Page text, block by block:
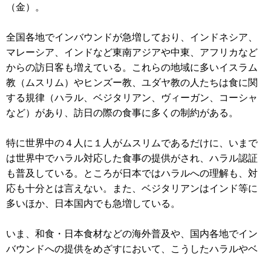
（金）。
全国各地でインバウンドが急増しており、インドネシア、
マレーシア、インドなど東南アジアや中東、アフリカなど
からの訪日客も増えている。これらの地域に多いイスラム
教（ムスリム）やヒンズー教、ユダヤ教の人たちは食に関
する規律（ハラル、ベジタリアン、ヴィーガン、コーシャ
など）があり、訪日の際の食事に多くの制約がある。
特に世界中の４人に１人がムスリムであるだけに、いまで
は世界中でハラル対応した食事の提供がされ、ハラル認証
も普及している。ところが日本ではハラルへの理解も、対
応も十分とは言えない。また、ベジタリアンはインド等に
多いほか、日本国内でも急増している。
いま、和食・日本食材などの海外普及や、国内各地でイン
バウンドへの提供をめざすにおいて、こうしたハラルやベ